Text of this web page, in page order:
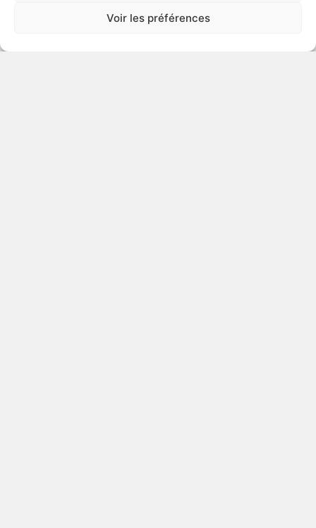
Voir les préférences